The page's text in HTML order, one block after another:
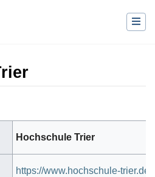
Hochschule Trier
https://www.hochschule-